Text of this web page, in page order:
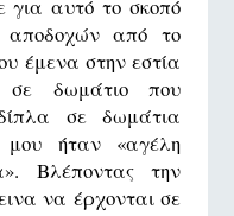
για αυτό το σκοπό
αποδοχών από το
έμενα στην εστία
σε δωμάτιο που
σε δωμάτια
ήταν «αγέλη
Βλέποντας την
να έρχονται σε